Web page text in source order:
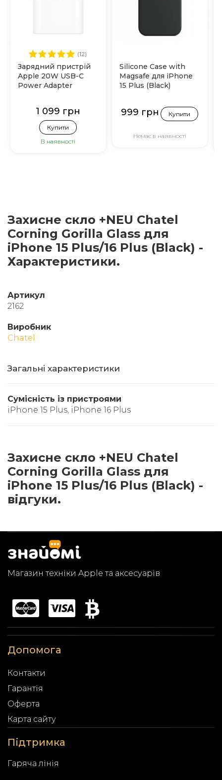
(12)
Зарядний пристрій
Apple 20W USB-C
Power Adapter
1 099 грн
Купити
В наявності
Silicone Case with
Magsafe для iPhone
15 Plus (Black)
999 грн Купити
Немає в наявності
Захисне скло +NEU Chatel
Corning Gorilla Glass для
iPhone 15 Plus/16 Plus (Black) -
Характеристики.
Артикул
2162
Виробник
Chatel
Загальні характеристики
Сумісність із пристроями
iPhone 15 Plus, iPhone 16 Plus
Захисне скло +NEU Chatel
Corning Gorilla Glass для
iPhone 15 Plus/16 Plus (Black) -
відгуки.
Магазин техніки Apple та аксесуарів
Допомога
Контакти
Гарантія
Оферта
Карта сайту
Підтримка
Гаряча лінія